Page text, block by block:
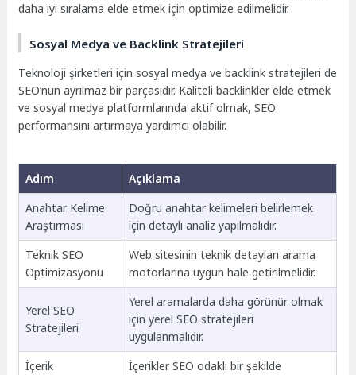
daha iyi sıralama elde etmek için optimize edilmelidir.
Sosyal Medya ve Backlink Stratejileri
Teknoloji şirketleri için sosyal medya ve backlink stratejileri de
SEO’nun ayrılmaz bir parçasıdır. Kaliteli backlinkler elde etmek
ve sosyal medya platformlarında aktif olmak, SEO
performansını artırmaya yardımcı olabilir.
Adım
Açıklama
Anahtar Kelime
Araştırması
Doğru anahtar kelimeleri belirlemek
için detaylı analiz yapılmalıdır.
Teknik SEO
Optimizasyonu
Web sitesinin teknik detayları arama
motorlarına uygun hale getirilmelidir.
Yerel SEO
Stratejileri
Yerel aramalarda daha görünür olmak
için yerel SEO stratejileri
uygulanmalıdır.
İçerik
İçerikler SEO odaklı bir şekilde